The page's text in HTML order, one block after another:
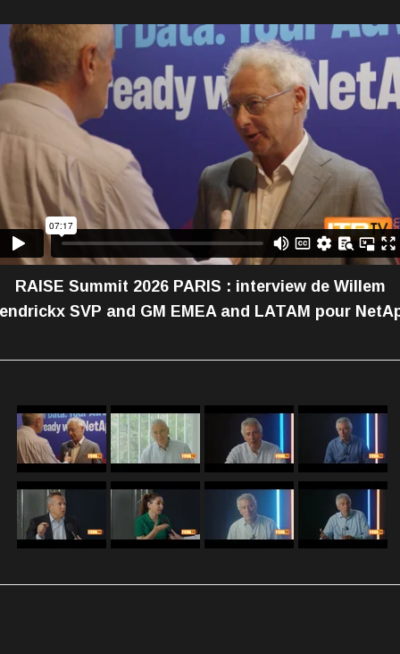
RAISE Summit 2026 PARIS : interview de Willem
SVP and GM EMEA and LATAM pour